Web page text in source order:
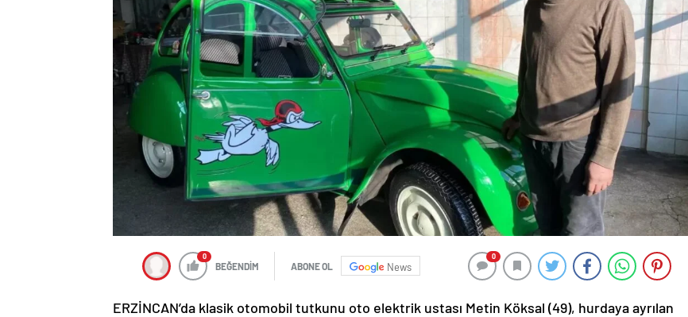
0
BEĞENDİM ABONE OL News
0
ERZİNCAN’da klasik otomobil tutkunu oto elektrik ustası Metin Köksal (49), hurdaya ayrılan